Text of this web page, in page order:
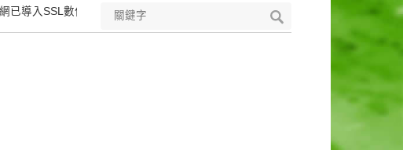
入SSL數位憑證，符合國際安全標準的PKI技術，可完整保護您所輸入所有資料之